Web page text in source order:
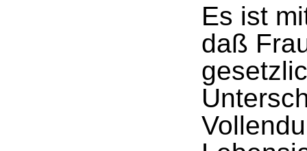
Es ist
daß